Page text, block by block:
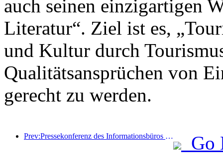
auch seinen einzigartigen
Literatur“. Ziel ist es,
und Kultur durch
Qualitätsansprüchen von
gerecht zu werden.
Prev:Pressekonferenz des Informationsbüros des Staatsrats: Derzeit gibt es in meinem Land 28 Grenzhäfen, die selbstfahrende Tourismusdienste anbieten können Go